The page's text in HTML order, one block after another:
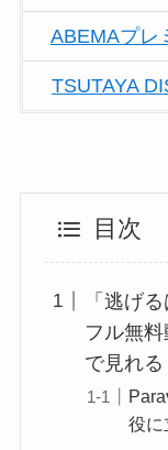
ABEMAプレ
TSUTAYA
目次
「逃げ
フル無
で見れる
役に